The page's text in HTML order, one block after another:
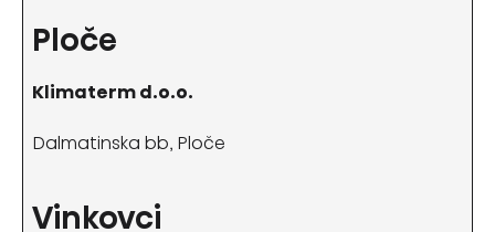
Ploče
Klimaterm d.o.o.
Dalmatinska bb, Ploče
Vinkovci